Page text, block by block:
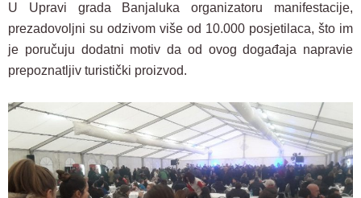
U Upravi grada Banjaluka organizatoru manifestacije,
prezadovoljni su odzivom više od 10.000 posjetilaca, što im
je poručuju dodatni motiv da od ovog događaja napravie
prepoznatljiv turistički proizvod.